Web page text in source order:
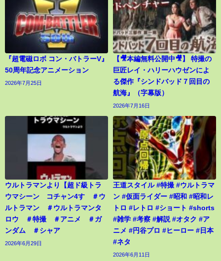
『超電磁ロボ コン・バトラーV』
50周年記念アニメーション
2026年7月25日
【🎥本編無料公開中🎥】 特撮の
巨匠レイ・ハリーハウゼンによ
る傑作『シンドバッド７回目の
航海』（字幕版）
2026年7月16日
ウルトラマンより【超ド級トラ
ウマシーン コチャン4す ＃ウ
ルトラマン ＃ウルトラマンタ
ロウ ＃特撮 ＃アニメ ＃ガ
ンダム ＃シャア
2026年6月29日
王道スタイル #特撮 #ウルトラマ
ン #仮面ライダー #昭和 #昭和レ
トロ #レトロ #ショート #shorts
#雑学 #考察 #解説 #オタク #ア
ニメ #円谷プロ #ヒーロー #日本
#ネタ
2026年6月11日